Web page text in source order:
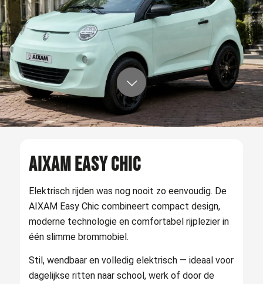
AIXAM EASY CHIC
Elektrisch rijden was nog nooit zo eenvoudig. De
AIXAM Easy Chic combineert compact design,
moderne technologie en comfortabel rijplezier in
één slimme brommobiel.
Stil, wendbaar en volledig elektrisch — ideaal voor
dagelijkse ritten naar school, werk of door de